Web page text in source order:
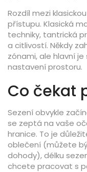
Rozdíl mezi
přístupu. Klasická
techniky, tantrická
a citlivostí. Někdy
zónami, ale hlavní
nastavení prostoru.
Co čekat
Sezení obvykle
se zeptá na vaše
hranice. To je
oblečení (můžete
dohody), délku
chcete pracovat s